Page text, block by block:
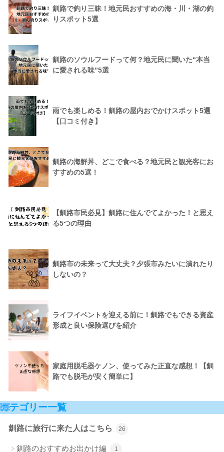
釧路で釣り三昧！地元民おすすめの海・川・湖の釣
りスポット5選
釧路のソウルフードって何？地元民に聞いた“本当
に愛される味”5選
雨でも楽しめる！釧路の屋内おでかけスポット5選
【口コミ付き】
釧路の海鮮丼、どこで食べる？地元民と観光客にお
すすめの5選！
【釧路市民必見】釧路に住んでてよかった！と思え
る5つの理由
釧路市の未来って大丈夫？夕張市みたいに潰れたり
しないの？
ライフイベントを迎える前に！釧路でもできる資産
形成と良い保険選びを紹介
家庭用脱毛器ケノン、使ってみた正直な感想！【釧
路でも脱毛が安く簡単に】
カテゴリー一覧
釧路に旅行に来た人はこちら 26
釧路のおすすめお出かけ編 1